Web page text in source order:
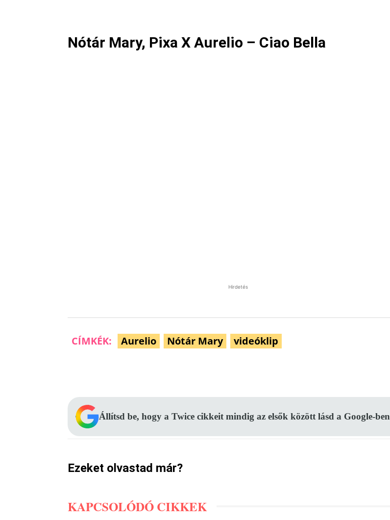
Nótár Mary, Pixa X Aurelio – Ciao Bella
Hirdetés
CÍMKÉK: Aurelio Nótár Mary videóklip
Állítsd be, hogy a Twice cikkeit mindig az elsők között lásd a Google-ben
Ezeket olvastad már?
KAPCSOLÓDÓ CIKKEK